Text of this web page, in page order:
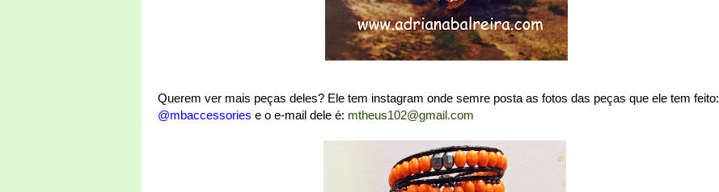
Querem ver mais peças deles? Ele tem instagram onde semre posta as fotos das peças que ele tem feito:
@mbaccessories e o e-mail dele é: mtheus102@gmail.com